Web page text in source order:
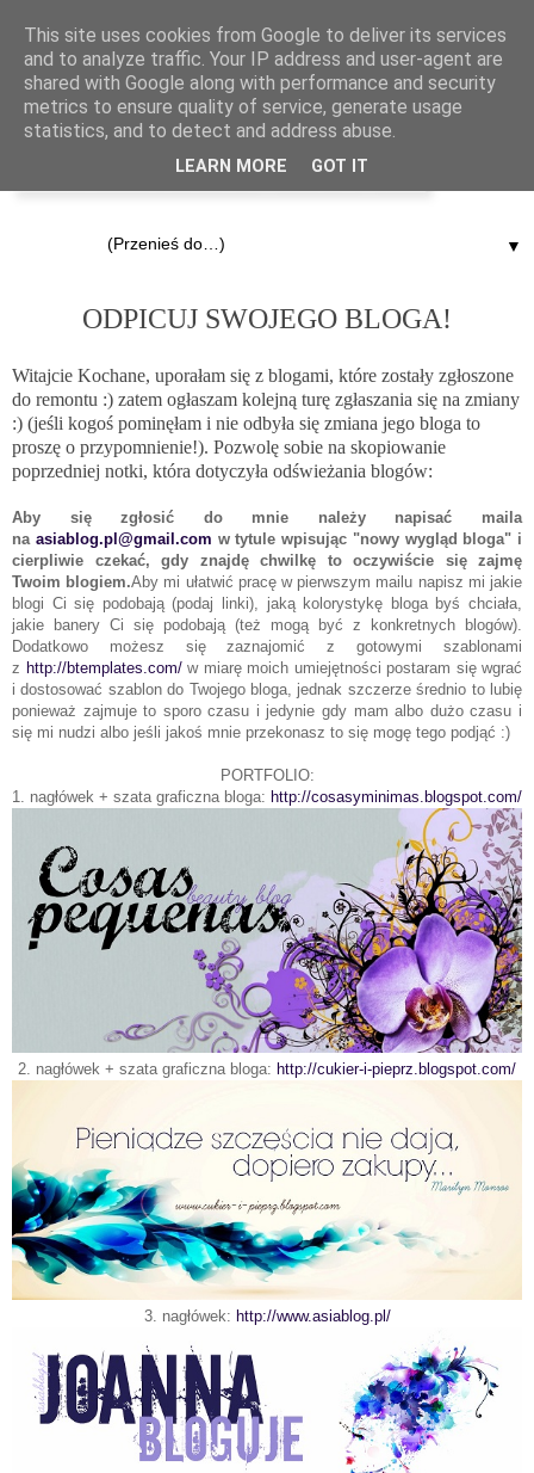
▼
ODPICUJ SWOJEGO BLOGA!
Witajcie Kochane, uporałam się z blogami, które zostały zgłoszone
do remontu :) zatem ogłaszam kolejną turę zgłaszania się na zmiany
:) (jeśli kogoś pominęłam i nie odbyła się zmiana jego bloga to
proszę o przypomnienie!). Pozwolę sobie na skopiowanie
poprzedniej notki, która dotyczyła odświeżania blogów:
Aby się zgłosić do mnie należy napisać maila
na asiablog.pl@gmail.com w tytule wpisując "nowy wygląd bloga" i
cierpliwie czekać, gdy znajdę chwilkę to oczywiście się zajmę
Twoim blogiem.Aby mi ułatwić pracę w pierwszym mailu napisz mi jakie
blogi Ci się podobają (podaj linki), jaką kolorystykę bloga byś chciała,
jakie banery Ci się podobają (też mogą być z konkretnych blogów).
Dodatkowo możesz się zaznajomić z gotowymi szablonami
z http://btemplates.com/w miarę moich umiejętności postaram się wgrać
i dostosować szablon do Twojego bloga, jednak szczerze średnio to lubię
ponieważ zajmuje to sporo czasu i jedynie gdy mam albo dużo czasu i
się mi nudzi albo jeśli jakoś mnie przekonasz to się mogę tego podjąć :)
PORTFOLIO:
1. nagłówek + szata graficzna bloga: http://cosasyminimas.blogspot.com/
2. nagłówek + szata graficzna bloga: http://cukier-i-pieprz.blogspot.com/
3. nagłówek: http://www.asiablog.pl/
This site uses cookies from Google to deliver its services
and to analyze traffic. Your IP address and user-agent are
shared with Google along with performance and security
metrics to ensure quality of service, generate usage
statistics, and to detect and address abuse.
LEARN MORE GOT IT